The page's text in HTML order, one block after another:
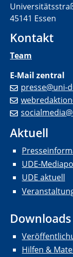
45141 Essen
Kontakt
Team
E-Mail zentral
presse@uni-
Aktuell
UDE-
UDE aktuell
Downloads
Hilfen &